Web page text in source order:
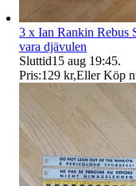
3 x Ian Rankin Rebus
vara djävulen
Sluttid15 aug 19:45.
Pris:129 kr,Eller Köp